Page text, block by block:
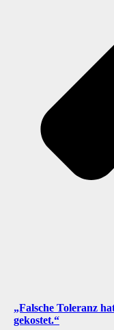
„Falsche Toleranz
gekostet.“